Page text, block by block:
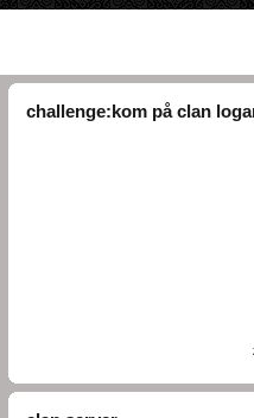
challenge:kom på clan